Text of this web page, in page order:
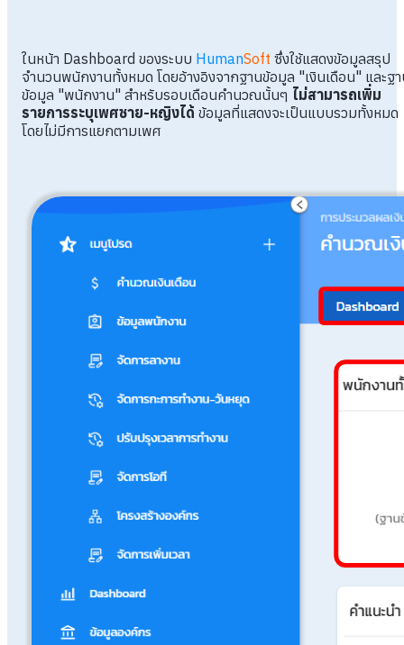
ในหน้า Dashboard ของระบบ HumanSoft ซึ่งใช้แสดงข้อมูลสรุป
จำนวนพนักงานทั้งหมด โดยอ้างอิงจากฐานข้อมูล "เงินเดือน" และฐ
ข้อมูล "พนักงาน" สำหรับรอบเดือนคำนวณนั้นๆ ไม่สามารถเพิ่ม
รายการระบุเพศชาย-หญิงได้ ข้อมูลที่แสดงจะเป็นแบบรวมทั้งหมด
โดยไม่มีการแยกตามเพศ